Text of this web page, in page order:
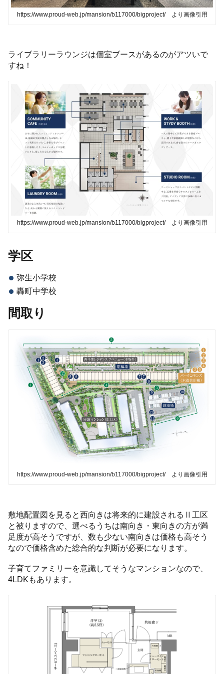
https://www.proud-web.jp/mansion/b117000/bigproject/ より画像引用
ライブラリーラウンジは個室ブースがあるのがアツいで
すね！
https://www.proud-web.jp/mansion/b117000/bigproject/ より画像引用
学区
弥生小学校
轟町中学校
間取り
https://www.proud-web.jp/mansion/b117000/bigproject/ より画像引用
敷地配置図を見ると西向きは将来的に建設されるⅡ工区
と被りますので、選べるうちは南向き・東向きの方が満
足度が高そうですが、数も少ない南向きは価格も高そう
なので価格含めた総合的な判断が必要になります。
子育てファミリーを意識してそうなマンションなので、
4LDKもあります。